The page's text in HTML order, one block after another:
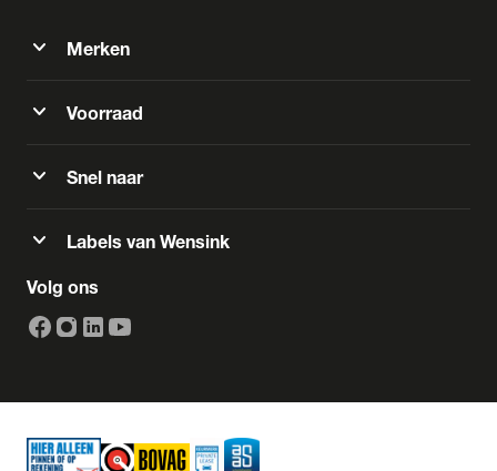
expand_more Merken
expand_more Voorraad
expand_more Snel naar
expand_more Labels van Wensink
Volg ons